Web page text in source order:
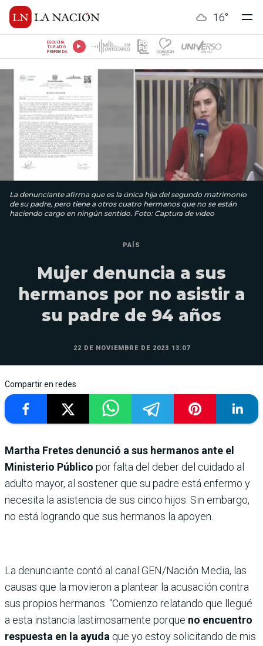
16°
ESCUCHÁ
TU RADIO
PREFERIDA
La denunciante afirma que es la única hija del segundo matrimonio
de su padre, pero tiene a otros cuatro hermanos que no se están
haciendo cargo en ningún sentido. Foto: Captura de video
PAÍS
Mujer denuncia a sus
hermanos por no asistir a
su padre de 94 años
22 DE NOVIEMBRE DE 2023 13:07
Compartir en redes
Martha Fretes denunció a sus hermanos ante el
Ministerio Público por falta del deber del cuidado al
adulto mayor, al sostener que su padre está enfermo y
necesita la asistencia de sus cinco hijos. Sin embargo,
no está logrando que sus hermanos la apoyen.
La denunciante contó al canal GEN/Nación Media, las
causas que la movieron a plantear la acusación contra
sus propios hermanos. “Comienzo relatando que llegué
a esta instancia lastimosamente porque no encuentro
respuesta en la ayuda que yo estoy solicitando de mis